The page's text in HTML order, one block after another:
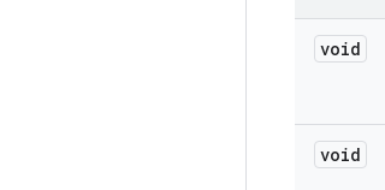
void
void